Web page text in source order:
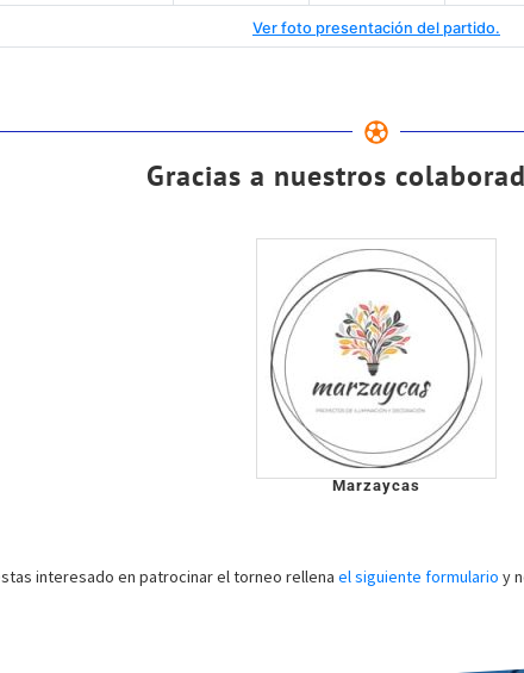
Ver foto presentación del partido.
Gracias a nuestros
Marzaycas
interesado en patrocinar el torneo rellena el siguiente formulario y